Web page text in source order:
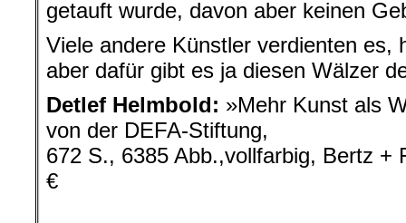
getauft wurde, davon aber keinen
Viele andere Künstler verdienten es,
aber dafür gibt es ja diesen Wälzer
Detlef Helmbold: »Mehr Kunst als
von der DEFA-Stiftung,
672 S., 6385 Abb.,vollfarbig, Bertz +
€